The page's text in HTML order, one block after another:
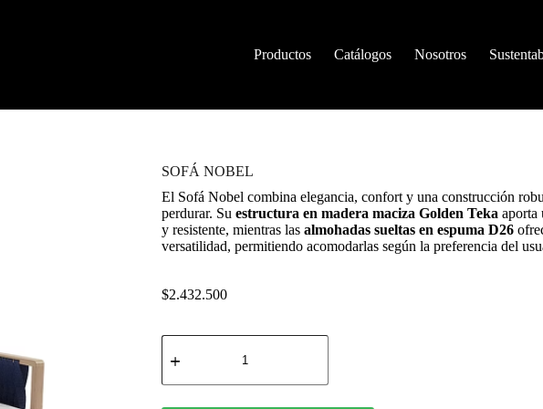
Productos
Catálogos Nosotros
SOFÁ NOBEL
El Sofá Nobel combina elegancia, confort y una construcción
perdurar. Su estructura en madera maciza Golden Teka aporta
y resistente, mientras las almohadas sueltas en espuma D26
versatilidad, permitiendo acomodarlas según la preferencia del
$2.432.500
SOFÁ
NOBEL